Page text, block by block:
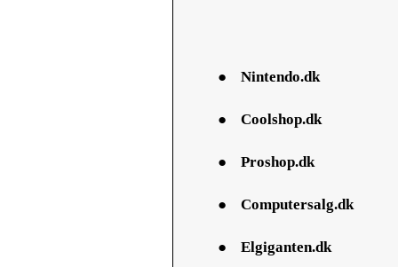
● Nintendo.dk
● Coolshop.dk
● Proshop.dk
● Computersalg.dk
● Elgiganten.dk